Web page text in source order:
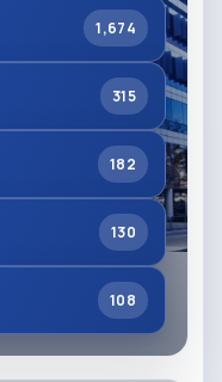
1,674
315
182
130
108